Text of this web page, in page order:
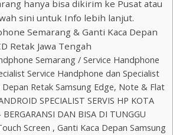
hanya bisa dikirim ke Pusat atau
sini untuk Info lebih lanjut.
Semarang & Ganti Kaca Depan
Retak Jawa Tengah
Semarang / Service Handphone
Service Handphone dan Specialist
Depan Retak Samsung Edge, Note & Flat
SPECIALIST SERVIS HP KOTA
BERGARANSI DAN BISA DI TUNGGU
Screen , Ganti Kaca Depan Samsung